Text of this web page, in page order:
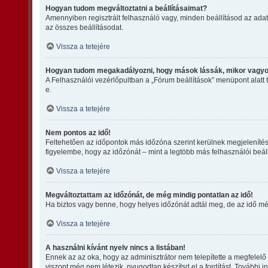
Hogyan tudom megváltoztatni a beállításaimat?
Amennyiben regisztrált felhasználó vagy, minden beállításod az
az összes beállításodat.
Vissza a tetejére
Hogyan tudom megakadályozni, hogy mások lássák, mikor
A Felhasználói vezérlőpultban a „Fórum beállítások” menüpont
e.
Vissza a tetejére
Nem pontos az idő!
Feltehetően az időpontok más időzóna szerint kerülnek
figyelembe, hogy az időzónát – mint a legtöbb más felhasználói
Vissza a tetejére
Megváltoztattam az időzónát, de még mindig pontatlan az idő!
Ha biztos vagy benne, hogy helyes időzónát adtál meg, de az idő
Vissza a tetejére
A használni kívánt nyelv nincs a listában!
Ennek az az oka, hogy az adminisztrátor nem telepítette a